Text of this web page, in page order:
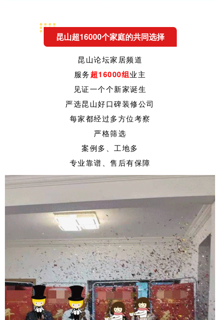
昆山超16000个家庭的共同选择
昆山论坛家居频道
服务超16000组业主
见证一个个新家诞生
严选昆山好口碑装修公司
每家都经过多方位考察
严格筛选
案例多、工地多
专业靠谱、售后有保障